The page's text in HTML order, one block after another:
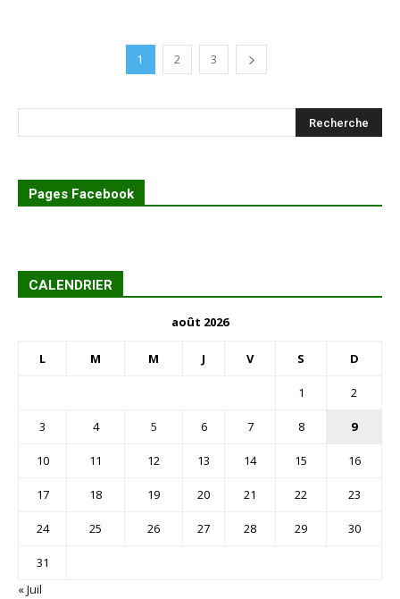
1 2 3
Pages Facebook
CALENDRIER
août 2026
L M M J V S D
1 2
3 4 5 6 7 8 9
10 11 12 13 14 15 16
17 18 19 20 21 22 23
24 25 26 27 28 29 30
31
« Juil